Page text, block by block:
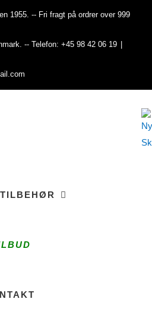
1955. -- Fri fragt på ordrer over 999
-- Telefon: +45 98 42 06 19
TILBEHØR